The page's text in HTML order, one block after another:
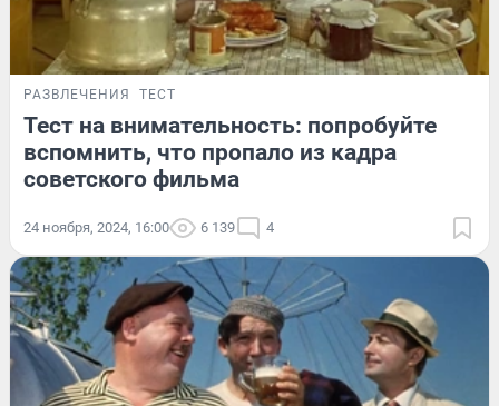
РАЗВЛЕЧЕНИЯ ТЕСТ
Тест на внимательность: попробуйте
вспомнить, что пропало из кадра
советского фильма
24 ноября, 2024, 16:00 6 139 4